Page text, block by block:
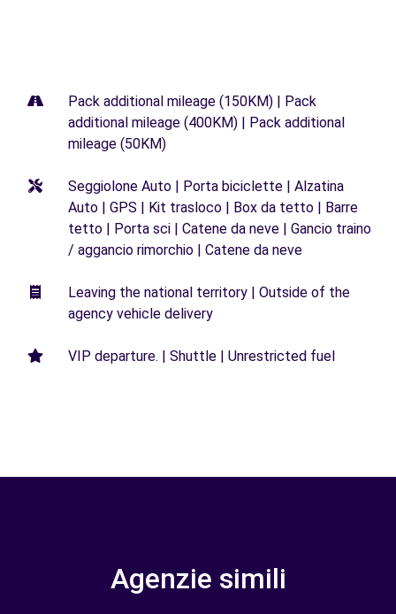
Pack additional mileage (150KM) | Pack
additional mileage (400KM) | Pack additional
mileage (50KM)
Seggiolone Auto | Porta biciclette | Alzatina
Auto | GPS | Kit trasloco | Box da tetto | Barre
tetto | Porta sci | Catene da neve | Gancio traino
/ aggancio rimorchio | Catene da neve
Leaving the national territory | Outside of the
agency vehicle delivery
VIP departure. | Shuttle | Unrestricted fuel
Agenzie simili